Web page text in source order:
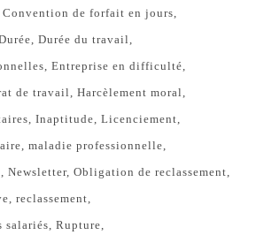
Convention de forfait en jours
Durée du travail
Entreprise en difficulté
de travail Harcèlement moral
Inaptitude Licenciement
maladie professionnelle
Newsletter Obligation de reclassement
reclassement
salariés Rupture